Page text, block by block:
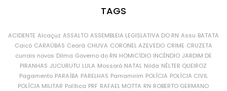
TAGS
ACIDENTE Alcaçuz ASSALTO ASSEMBLEIA LEGISLATIVA DO RN Assu BATATA
Caicó CARAÚBAS Ceará CHUVA CORONEL AZEVEDO CRIME CRUZETA
currais novos Dilma Governo do RN HOMICÍDIO INCÊNDIO JARDIM DE
PIRANHAS JUCURUTU LULA Mossoró NATAL Nilda NÉLTER QUEIROZ
Pagamento PARAÍBA PARELHAS Parnamirim POLÍCIA POLÍCIA CIVIL
POLÍCIA MILITAR Política PRF RAFAEL MOTTA RN ROBERTO GERMANO